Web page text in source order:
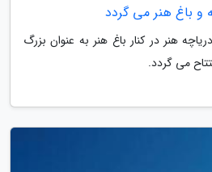
و باغ هنر می گردد
هنر در کنار باغ هنر به عنوان بزرگ
می گردد.